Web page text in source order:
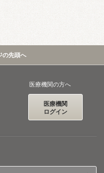
の先頭へ
医療機関の方へ
医療機関
ログイン